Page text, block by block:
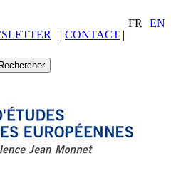
FR
EN
| CONTACT |